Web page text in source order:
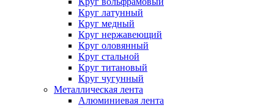
Круг латунный
Круг медный
Круг нержавеющий
Круг оловянный
Круг стальной
Круг титановый
Круг чугунный
Металлическая лента
Алюминиевая лента